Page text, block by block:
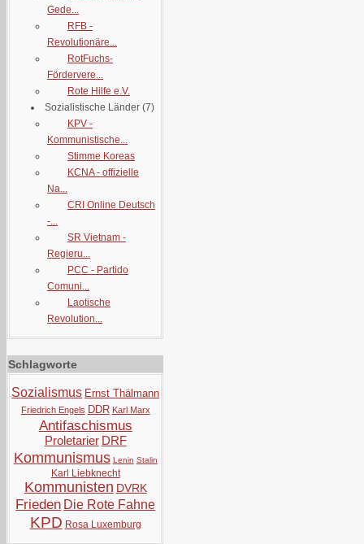
Gede...
RFB -
Revolutionäre...
RotFuchs-
Fördervere...
Rote Hilfe e.V.
Sozialistische Länder (7)
KPV -
Kommunistische...
Stimme Koreas
KCNA - offizielle
Na...
CRI Online Deutsch
-...
SR Vietnam -
Regieru...
PCC - Partido
Comuni...
Laotische
Revolution...
Schlagworte
Sozialismus Ernst Thälmann
Friedrich Engels DDR Karl Marx
Antifaschismus
Proletarier DRF
Kommunismus Lenin Stalin
Karl Liebknecht
Kommunisten DVRK
Frieden Die Rote Fahne
KPD Rosa Luxemburg